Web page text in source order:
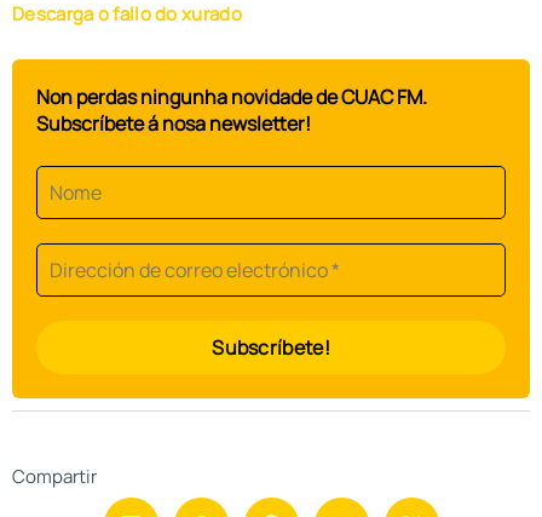
Descarga o fallo do xurado
Non perdas ningunha novidade de CUAC FM.
Subscríbete á nosa newsletter!
Compartir